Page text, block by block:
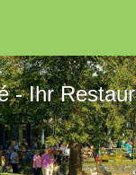
- Ihr